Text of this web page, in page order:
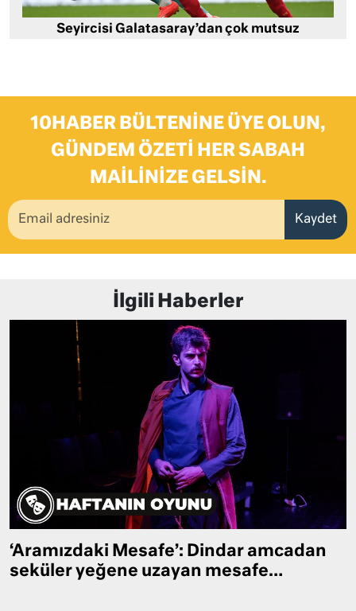
Seyircisi Galatasaray’dan çok mutsuz
10HABER BÜLTENINE ÜYE OLUN,
GÜNDEM ÖZETI HER SABAH
MAILINIZE GELSIN.
Kaydet
İlgili Haberler
‘Aramızdaki Mesafe’: Dindar amcadan
seküler yeğene uzayan mesafe…